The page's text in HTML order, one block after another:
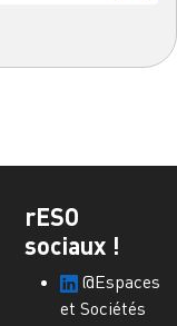
rESO
sociaux !
@Espaces
et Sociétés